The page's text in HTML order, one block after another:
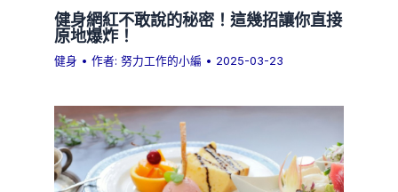
健身網紅不敢說的秘密！這幾招讓你直接
原地爆炸！
健身 • 作者:努力工作的小編 • 2025-03-23